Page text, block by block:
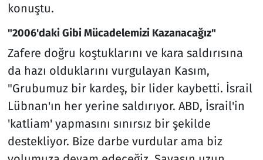
konuştu.
"2006'daki Gibi Mücadelemizi Kazanacağız"
Zafere doğru koştuklarını ve kara saldırısına
da hazı olduklarını vurgulayan Kasım,
"Grubumuz bir kardeş, bir lider kaybetti. İsrail
Lübnan'ın her yerine saldırıyor. ABD, İsrail'in
'katliam' yapmasını sınırsız bir şekilde
destekliyor. Bize darbe vurdular ama biz